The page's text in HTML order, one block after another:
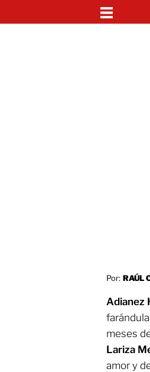
Por: RAÚL
Adianez
meses
Lariza
amor y